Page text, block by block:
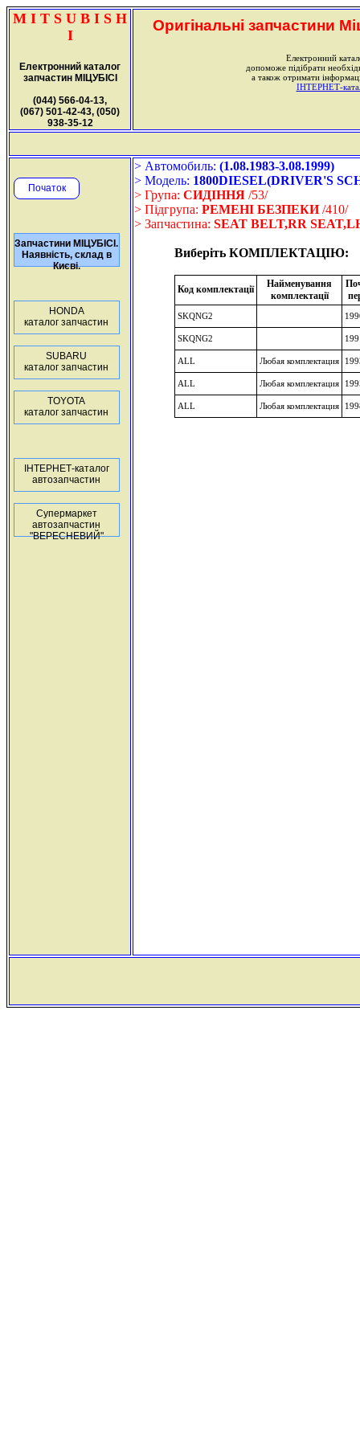
M I T S U B I S H
I
Електронний каталог
запчастин МІЦУБІСІ
(044) 566-04-13,
(067) 501-42-43, (050)
938-35-12
Оригінальні запчастини
Електронний
допоможе підібрати
а також отримати
ІНТЕРНЕТ-
Початок
Запчастини МІЦУБІСІ.
Наявність, склад в
Києві.
HONDA
каталог запчастин
SUBARU
каталог запчастин
TOYOTA
каталог запчастин
ІНТЕРНЕТ-каталог
автозапчастин
Супермаркет
автозапчастин
"ВЕРЕСНЕВИЙ"
> Автомобиль: (1.08.1983-3.08.1999)
> Модель: 1800DIESEL(DRIVER'S
> Група: СИДІННЯ /53/
> Підгрупа: РЕМЕНІ БЕЗПЕКИ/410/
> Запчастина: SEAT BELT,RR
Виберіть КОМПЛЕКТАЦІЮ:
Код комплектації
Найменування
комплектації
SKQNG2
SKQNG2
ALL Любая комплектация
ALL Любая комплектация
ALL Любая комплектация